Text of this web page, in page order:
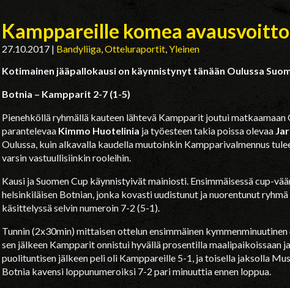
Kamppareille komea avausvoitto
27.10.2017 | Bandyliiga,Otteluraportit,Yleinen
Kotimainen jääpallokausi on käynnistynyt tänään Oulussa
Botnia – Kampparit 2-7 (1-5)
Pienehköllä ryhmällä kauteen lähtevä Kampparit joutui matkaamaan
parantelevaa Kimmo Huotelinia ja työesteen takia poissa olevaa
Oulussa, kuin alkavalla kaudella muutoinkin Kampparivalmennus
varsin vastuullisiinkin rooleihin.
Kausi ja Suomen Cup käynnistyivät mainiosti. Ensimmäisessä cup-
helsinkiläisen Botnian, jonka kovasti uudistunut ja nuorentunut
käsittelyssä selvin numeroin 7-2 (5-1).
Tunnin (2x30min) mittaisen ottelun ensimmäinen
sen jälkeen Kampparit onnistui hyvällä prosentilla maalipaikoissaan
puolituntisen jälkeen peli oli Kamppareille 5-1, ja toisella jaksolla
Botnia kavensi loppunumeroiksi 7-2 pari minuuttia ennen loppua.